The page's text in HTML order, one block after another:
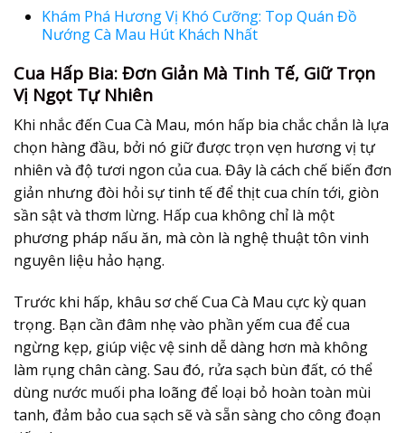
Khám Phá Hương Vị Khó Cưỡng: Top Quán Đồ
Nướng Cà Mau Hút Khách Nhất
Cua Hấp Bia: Đơn Giản Mà Tinh Tế, Giữ Trọn
Vị Ngọt Tự Nhiên
Khi nhắc đến Cua Cà Mau, món hấp bia chắc chắn là lựa
chọn hàng đầu, bởi nó giữ được trọn vẹn hương vị tự
nhiên và độ tươi ngon của cua. Đây là cách chế biến đơn
giản nhưng đòi hỏi sự tinh tế để thịt cua chín tới, giòn
sần sật và thơm lừng. Hấp cua không chỉ là một
phương pháp nấu ăn, mà còn là nghệ thuật tôn vinh
nguyên liệu hảo hạng.
Trước khi hấp, khâu sơ chế Cua Cà Mau cực kỳ quan
trọng. Bạn cần đâm nhẹ vào phần yếm cua để cua
ngừng kẹp, giúp việc vệ sinh dễ dàng hơn mà không
làm rụng chân càng. Sau đó, rửa sạch bùn đất, có thể
dùng nước muối pha loãng để loại bỏ hoàn toàn mùi
tanh, đảm bảo cua sạch sẽ và sẵn sàng cho công đoạn